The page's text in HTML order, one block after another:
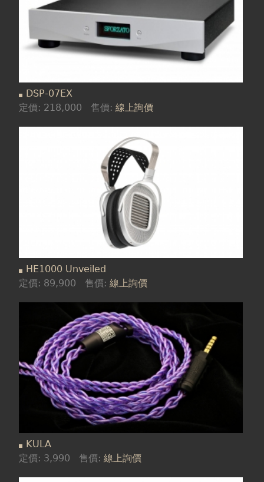
DSP-07EX
定價: 218,000 售價:線上詢價
HE1000 Unveiled
定價: 89,900 售價:線上詢價
KULA
定價: 3,990 售價:線上詢價